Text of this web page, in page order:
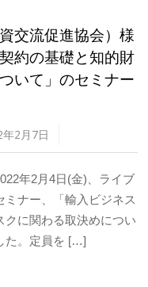
交流促進協会）様
約の基礎と知的財
いて」のセミナー
2月7日
年2月4日(金)、ライブ
ナー、「輸入ビジネス
クに関わる取決めについ
た。定員を […]